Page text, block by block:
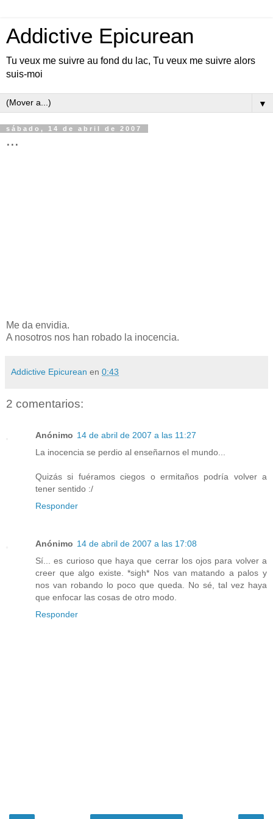
Addictive Epicurean
Tu veux me suivre au fond du lac, Tu veux me suivre alors
suis-moi
▼
sábado, 14 de abril de 2007
...
Me da envidia.
A nosotros nos han robado la inocencia.
Addictive Epicurean en 0:43
2 comentarios:
Anónimo 14 de abril de 2007 a las 11:27
La inocencia se perdio al enseñarnos el mundo...
Quizás si fuéramos ciegos o ermitaños podría volver a
tener sentido :/
Responder
Anónimo 14 de abril de 2007 a las 17:08
Sí... es curioso que haya que cerrar los ojos para volver a
creer que algo existe. *sigh* Nos van matando a palos y
nos van robando lo poco que queda. No sé, tal vez haya
que enfocar las cosas de otro modo.
Responder